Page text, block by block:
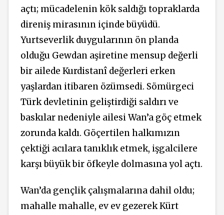
açtı; mücadelenin kök saldığı topraklarda
direniş mirasının içinde büyüdü.
Yurtseverlik duygularının ön planda
olduğu Gewdan aşiretine mensup değerli
bir ailede Kurdistanî değerleri erken
yaşlardan itibaren özümsedi. Sömürgeci
Türk devletinin geliştirdiği saldırı ve
baskılar nedeniyle ailesi Wan’a göç etmek
zorunda kaldı. Göçertilen halkımızın
çektiği acılara tanıklık etmek, işgalcilere
karşı büyük bir öfkeyle dolmasına yol açtı.
Wan’da gençlik çalışmalarına dahil oldu;
mahalle mahalle, ev ev gezerek Kürt